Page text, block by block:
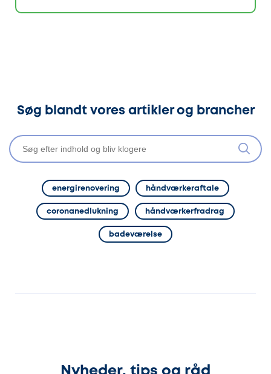
Søg blandt vores artikler og brancher
energirenovering håndværkeraftale
coronanedlukning håndværkerfradrag
badeværelse